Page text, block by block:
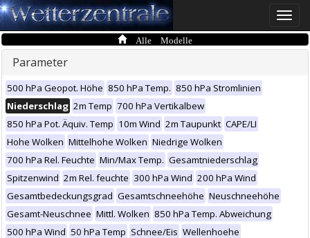
Toggle
Alle Modelle
Parameter
500 hPa Geopot. Höhe 850 hPa Temp. 850 hPa Stromlinien
Niederschlag 2m Temp 700 hPa Vertikalbew
850 hPa Pot. Äquiv. Temp 10m Wind 2m Taupunkt CAPE/LI
Hohe Wolken Mittelhohe Wolken Niedrige Wolken
700 hPa Rel. Feuchte Min/Max Temp. Gesamtniederschlag
Spitzenwind 2m Rel. feuchte 300 hPa Wind 200 hPa Wind
Gesamtbedeckungsgrad Gesamtschneehöhe Neuschneehöhe
Gesamt-Neuschnee Mittl. Wolken 850 hPa Temp. Abweichung
500 hPa Wind 50 hPa Temp Schnee/Eis Wellenhoehe